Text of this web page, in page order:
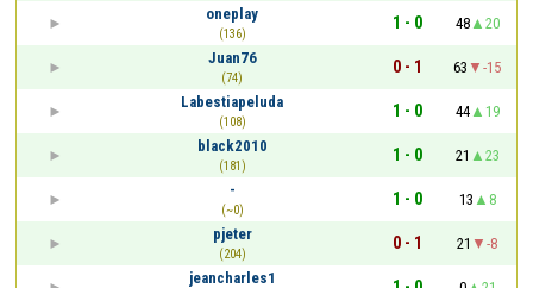
oneplay
(136)
1 - 0 48
20
Juan76
(74)
0 - 1 63
-15
Labestiapeluda
(108)
1 - 0 44
19
black2010
(181)
1 - 0 21
23
-
(~0)
1 - 0 13
8
pjeter
(204)
0 - 1 21
-8
jeancharles1